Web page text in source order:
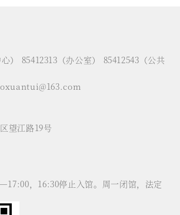
） 85412313（办公室） 85412543（公共
望江路19号
，16:30停止入馆。周一闭馆，法定